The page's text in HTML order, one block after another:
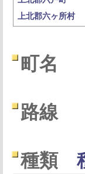
上北郡六ヶ所村
町名
路線
種類